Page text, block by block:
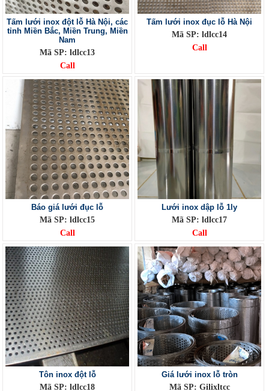
Tấm lưới inox đột lỗ Hà Nội, các
tỉnh Miền Bắc, Miền Trung, Miền
Nam
Mã SP: ldlcc13
Call
Tấm lưới inox đục lỗ Hà Nội
Mã SP: ldlcc14
Call
Báo giá lưới đục lỗ
Mã SP: ldlcc15
Call
Lưới inox dập lỗ 1ly
Mã SP: ldlcc17
Call
Tôn inox đột lỗ
Mã SP: ldlcc18
Giá lưới inox lỗ tròn
Mã SP: Gilixltcc